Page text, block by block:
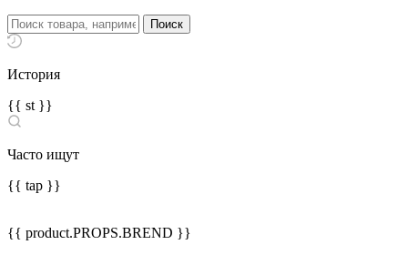
История
{{ st }}
Часто ищут
{{ tap }}
{{ product.PROPS.BREND }}